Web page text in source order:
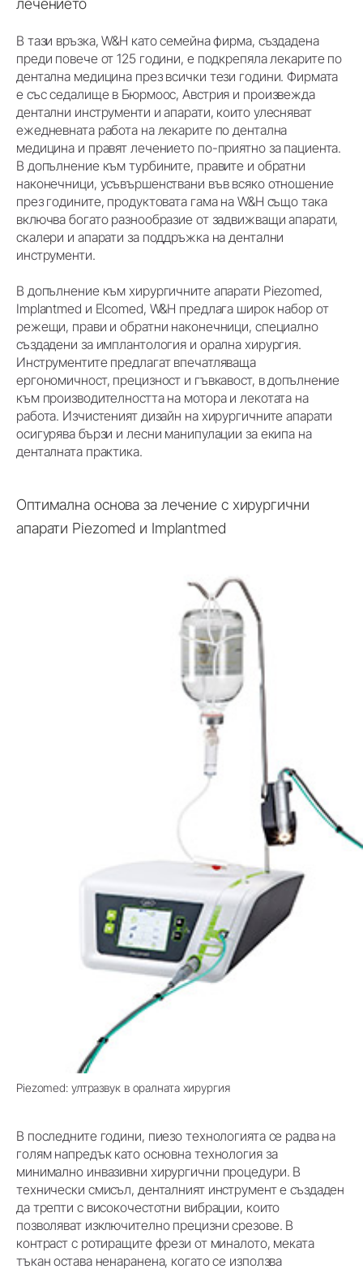
лечението
В тази връзка, W&H като семейна фирма, създадена
преди повече от 125 години, е подкрепяла лекарите по
дентална медицина през всички тези години. Фирмата
е със седалище в Бюрмоос, Австрия и произвежда
дентални инструменти и апарати, които улесняват
ежедневната работа на лекарите по дентална
медицина и правят лечението по-приятно за пациента.
В допълнение към турбините, правите и обратни
наконечници, усъвършенствани във всяко отношение
през годините, продуктовата гама на W&H също така
включва богато разнообразие от задвижващи апарати,
скалери и апарати за поддръжка на дентални
инструменти.
В допълнение към хирургичните апарати Piezomed,
Implantmed и Elcomed, W&H предлага широк набор от
режещи, прави и обратни наконечници, специално
създадени за имплантология и орална хирургия.
Инструментите предлагат впечатляваща
ергономичност, прецизност и гъвкавост, в допълнение
към производителността на мотора и лекотата на
работа. Изчистеният дизайн на хирургичните апарати
осигурява бързи и лесни манипулации за екипа на
денталната практика.
Оптимална основа за лечение с хирургични
апарати Piezomed и Implantmed
Piezomed: ултразвук в оралната хирургия
В последните години, пиезо технологията се радва на
голям напредък като основна технология за
минимално инвазивни хирургични процедури. В
технически смисъл, денталният инструмент е създаден
да трепти с високочестотни вибрации, които
позволяват изключително прецизни срезове. В
контраст с ротиращите фрези от миналото, меката
тъкан остава ненаранена, когато се използва